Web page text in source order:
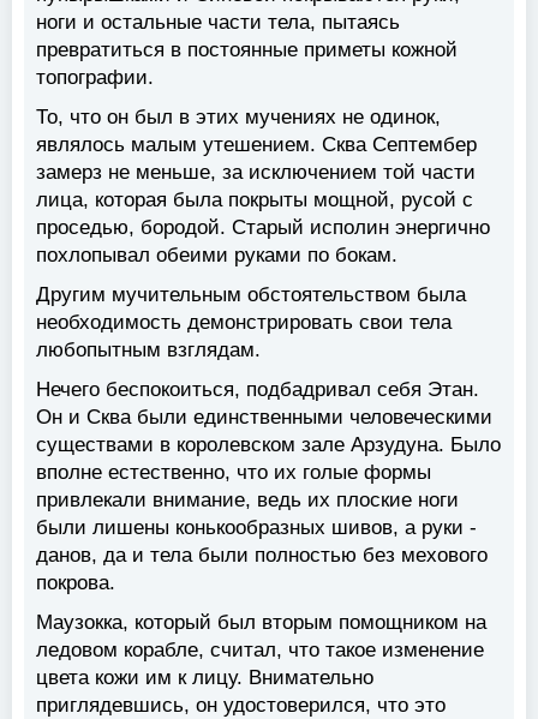
ноги и остальные части тела, пытаясь
превратиться в постоянные приметы кожной
топографии.
То, что он был в этих мучениях не одинок,
являлось малым утешением. Сква Септембер
замерз не меньше, за исключением той части
лица, которая была покрыты мощной, русой с
проседью, бородой. Старый исполин энергично
похлопывал обеими руками по бокам.
Другим мучительным обстоятельством была
необходимость демонстрировать свои тела
любопытным взглядам.
Нечего беспокоиться, подбадривал себя Этан.
Он и Сква были единственными человеческими
существами в королевском зале Арзудуна. Было
вполне естественно, что их голые формы
привлекали внимание, ведь их плоские ноги
были лишены конькообразных шивов, а руки -
данов, да и тела были полностью без мехового
покрова.
Маузокка, который был вторым помощником на
ледовом корабле, считал, что такое изменение
цвета кожи им к лицу. Внимательно
приглядевшись, он удостоверился, что это